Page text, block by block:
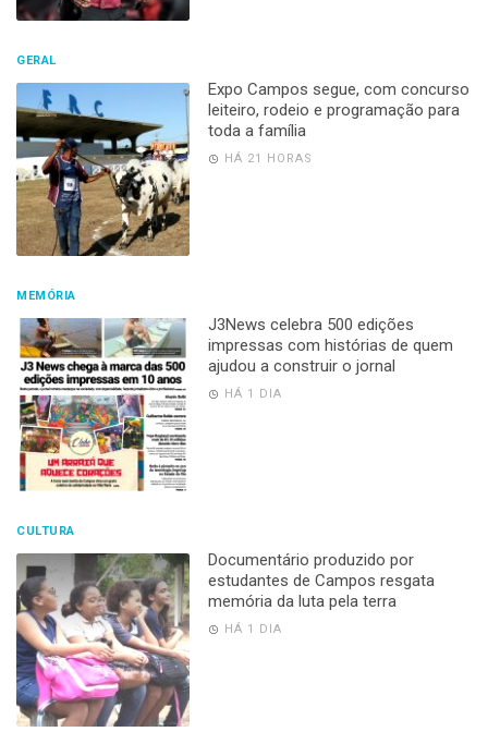
GERAL
Expo Campos segue, com concurso
leiteiro, rodeio e programação para
toda a família
HÁ 21 HORAS
MEMÓRIA
J3News celebra 500 edições
impressas com histórias de quem
ajudou a construir o jornal
HÁ 1 DIA
CULTURA
Documentário produzido por
estudantes de Campos resgata
memória da luta pela terra
HÁ 1 DIA